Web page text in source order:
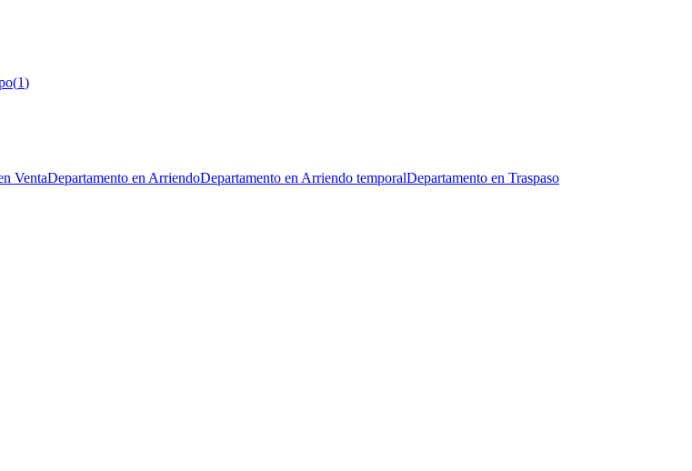
(1)
VentaDepartamento en ArriendoDepartamento en Arriendo temporalDepartamento en Traspaso